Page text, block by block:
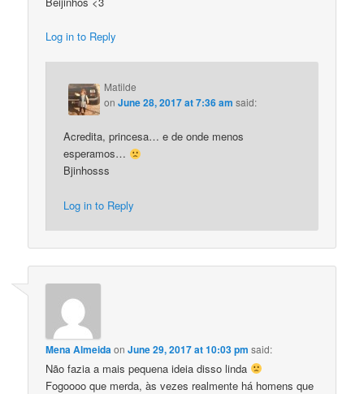
Log in to Reply
Matilde
onJune 28, 2017 at 7:36 am said:
Acredita, princesa… e de onde menos
esperamos…
Bjinhosss
Log in to Reply
Mena AlmeidaonJune 29, 2017 at 10:03 pm said:
Não fazia a mais pequena ideia disso linda
Fogoooo que merda, às vezes realmente há homens que